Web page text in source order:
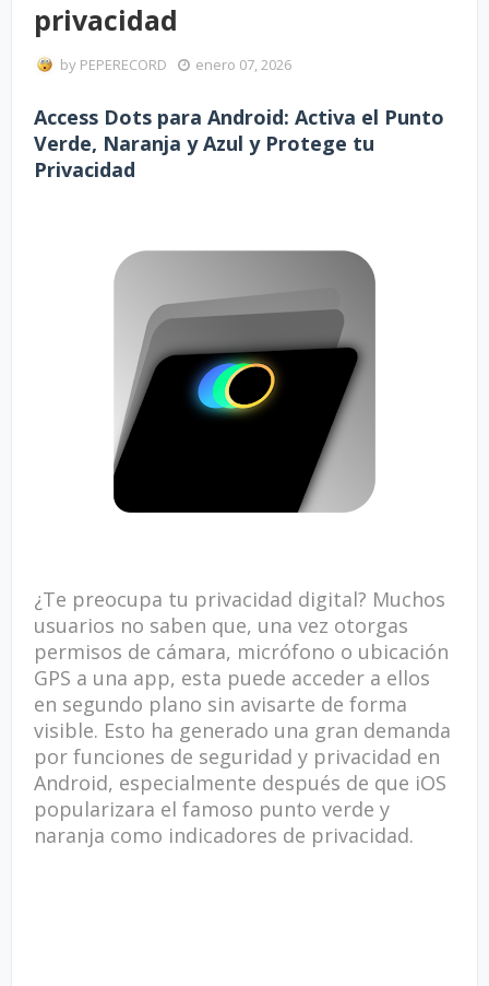
privacidad
by PEPERECORD enero 07, 2026
Access Dots para Android: Activa el Punto
Verde, Naranja y Azul y Protege tu
Privacidad
¿Te preocupa tu privacidad digital? Muchos
usuarios no saben que, una vez otorgas
permisos de cámara, micrófono o ubicación
GPS a una app, esta puede acceder a ellos
en segundo plano sin avisarte de forma
visible. Esto ha generado una gran demanda
por funciones de seguridad y privacidad en
Android, especialmente después de que iOS
popularizara el famoso punto verde y
naranja como indicadores de privacidad.